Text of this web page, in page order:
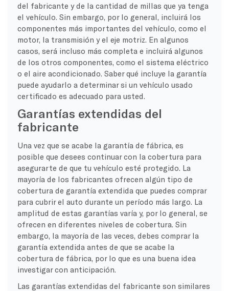
del fabricante y de la cantidad de millas que ya tenga
el vehículo. Sin embargo, por lo general, incluirá los
componentes más importantes del vehículo, como el
motor, la transmisión y el eje motriz. En algunos
casos, será incluso más completa e incluirá algunos
de los otros componentes, como el sistema eléctrico
o el aire acondicionado. Saber qué incluye la garantía
puede ayudarlo a determinar si un vehículo usado
certificado es adecuado para usted.
Garantías extendidas del
fabricante
Una vez que se acabe la garantía de fábrica, es
posible que desees continuar con la cobertura para
asegurarte de que tu vehículo esté protegido. La
mayoría de los fabricantes ofrecen algún tipo de
cobertura de garantía extendida que puedes comprar
para cubrir el auto durante un período más largo. La
amplitud de estas garantías varía y, por lo general, se
ofrecen en diferentes niveles de cobertura. Sin
embargo, la mayoría de las veces, debes comprar la
garantía extendida antes de que se acabe la
cobertura de fábrica, por lo que es una buena idea
investigar con anticipación.
Las garantías extendidas del fabricante son similares